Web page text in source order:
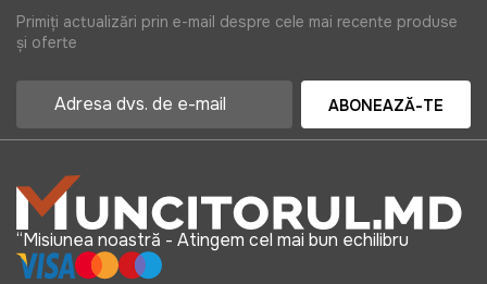
Primiți actualizări prin e-mail despre cele mai recente produse
și oferte
ABONEAZĂ-TE
“Misiunea noastră - Atingem cel mai bun echilibru